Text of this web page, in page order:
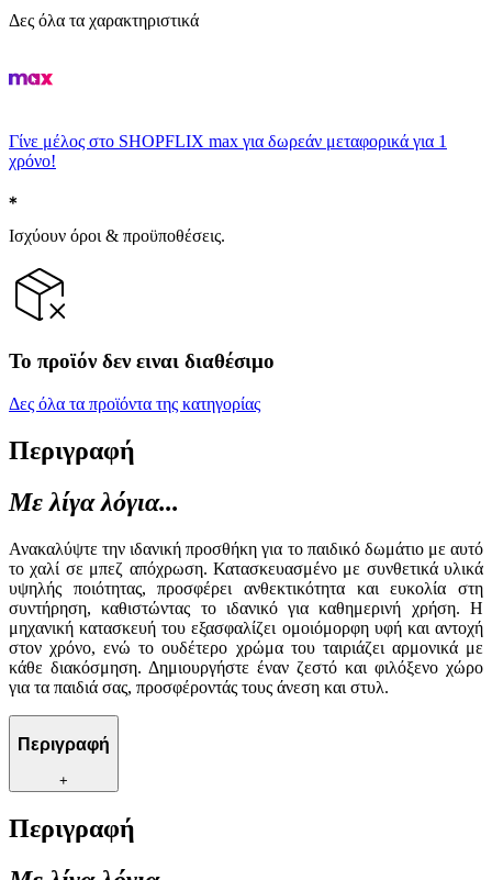
Δες όλα τα χαρακτηριστικά
Γίνε μέλος στο SHOPFLIX max για δωρεάν μεταφορικά για 1
χρόνο!
Ισχύουν όροι & προϋποθέσεις.
Το προϊόν δεν ειναι διαθέσιμο
Δες όλα τα προϊόντα της κατηγορίας
Περιγραφή
Με λίγα λόγια...
Ανακαλύψτε την ιδανική προσθήκη για το παιδικό δωμάτιο με αυτό
το χαλί σε μπεζ απόχρωση. Κατασκευασμένο με συνθετικά υλικά
υψηλής ποιότητας, προσφέρει ανθεκτικότητα και ευκολία στη
συντήρηση, καθιστώντας το ιδανικό για καθημερινή χρήση. Η
μηχανική κατασκευή του εξασφαλίζει ομοιόμορφη υφή και αντοχή
στον χρόνο, ενώ το ουδέτερο χρώμα του ταιριάζει αρμονικά με
κάθε διακόσμηση. Δημιουργήστε έναν ζεστό και φιλόξενο χώρο
για τα παιδιά σας, προσφέροντάς τους άνεση και στυλ.
Περιγραφή
+
Περιγραφή